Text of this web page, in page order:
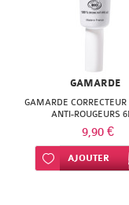
GAMARDE
GAMARDE
ANTI-ROUGEURS
9,90 €
Ajouter à ma liste
AJOUTER